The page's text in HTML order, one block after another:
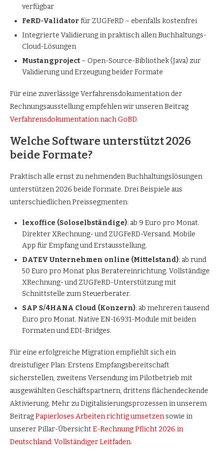
verfügbar
FeRD-Validator für ZUGFeRD – ebenfalls kostenfrei
Integrierte Validierung in praktisch allen Buchhaltungs-
Cloud-Lösungen
Mustangproject – Open-Source-Bibliothek (Java) zur
Validierung und Erzeugung beider Formate
Für eine zuverlässige Verfahrensdokumentation der
Rechnungsausstellung empfehlen wir unseren Beitrag
Verfahrensdokumentation nach GoBD.
Welche Software unterstützt 2026
beide Formate?
Praktisch alle ernst zu nehmenden Buchhaltungslösungen
unterstützen 2026 beide Formate. Drei Beispiele aus
unterschiedlichen Preissegmenten:
lexoffice (Soloselbständige): ab 9 Euro pro Monat.
Direkter XRechnung- und ZUGFeRD-Versand. Mobile
App für Empfang und Erstausstellung.
DATEV Unternehmen online (Mittelstand): ab rund
50 Euro pro Monat plus Beratereinrichtung. Vollständige
XRechnung- und ZUGFeRD-Unterstützung mit
Schnittstelle zum Steuerberater.
SAP S/4HANA Cloud (Konzern): ab mehreren tausend
Euro pro Monat. Native EN-16931-Module mit beiden
Formaten und EDI-Bridges.
Für eine erfolgreiche Migration empfiehlt sich ein
dreistufiger Plan: Erstens Empfangsbereitschaft
sicherstellen, zweitens Versendung im Pilotbetrieb mit
ausgewählten Geschäftspartnern, drittens flächendeckende
Aktivierung. Mehr zu Digitalisierungsprozessen in unserem
BeitragPapierloses Arbeiten richtig umsetzensowie in
unserer Pillar-ÜbersichtE-Rechnung Pflicht 2026 in
Deutschland: Vollständiger Leitfaden.